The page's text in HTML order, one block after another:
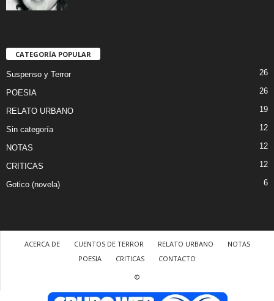
CATEGORÍA POPULAR
Suspenso y Terror 26
POESIA 26
RELATO URBANO 19
Sin categoría 12
NOTAS 12
CRITICAS 12
Gotico (novela) 6
ACERCA DE CUENTOS DE TERROR RELATO URBANO
NOTAS
POESIA
CRITICAS
CONTACTO
©